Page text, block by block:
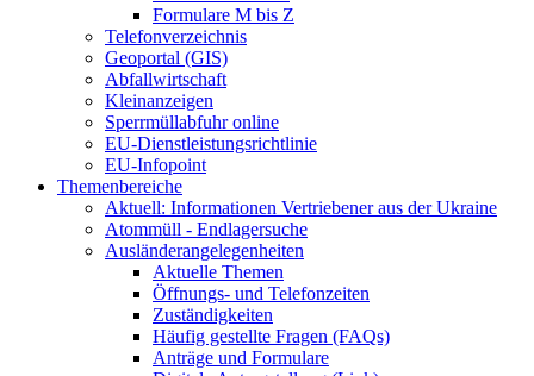
Formulare M bis Z
Telefonverzeichnis
Geoportal (GIS)
Abfallwirtschaft
Kleinanzeigen
Sperrmüllabfuhr online
EU-Dienstleistungsrichtlinie
EU-Infopoint
Themenbereiche
Aktuell: Informationen Vertriebener aus der Ukraine
Atommüll - Endlagersuche
Ausländerangelegenheiten
Aktuelle Themen
Öffnungs- und Telefonzeiten
Zuständigkeiten
Häufig gestellte Fragen (FAQs)
Anträge und Formulare